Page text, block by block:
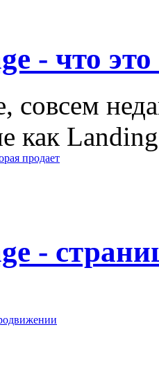
- что это
совсем
как
-